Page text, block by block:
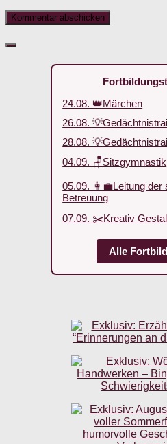
24.08. 👑Märchen
26.08.
28.08.
04.09. 🪑Sitzgymnastik
05.09. 👩‍💼Leitung der
Betreuung
07.09. ✂️Kreativ
Alle